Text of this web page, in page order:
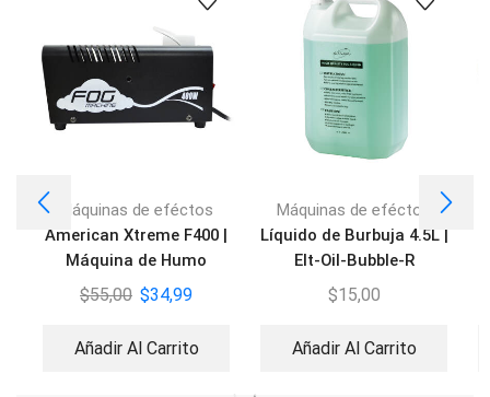
Máquinas de eféctos
American Xtreme F400 |
Máquina de Humo
$55,00 $34,99
Añadir Al Carrito
Máquinas de eféctos
Líquido de Burbuja 4.5L |
Elt-Oil-Bubble-R
$15,00
Añadir Al Carrito